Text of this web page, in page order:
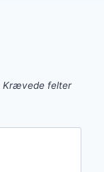
Krævede felter